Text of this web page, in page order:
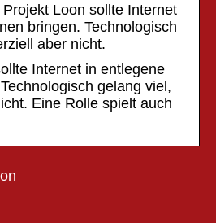
Loon sollte Internet
bringen. Technologisch
aber nicht.
Internet in entlegene
gelang viel,
Eine Rolle spielt auch